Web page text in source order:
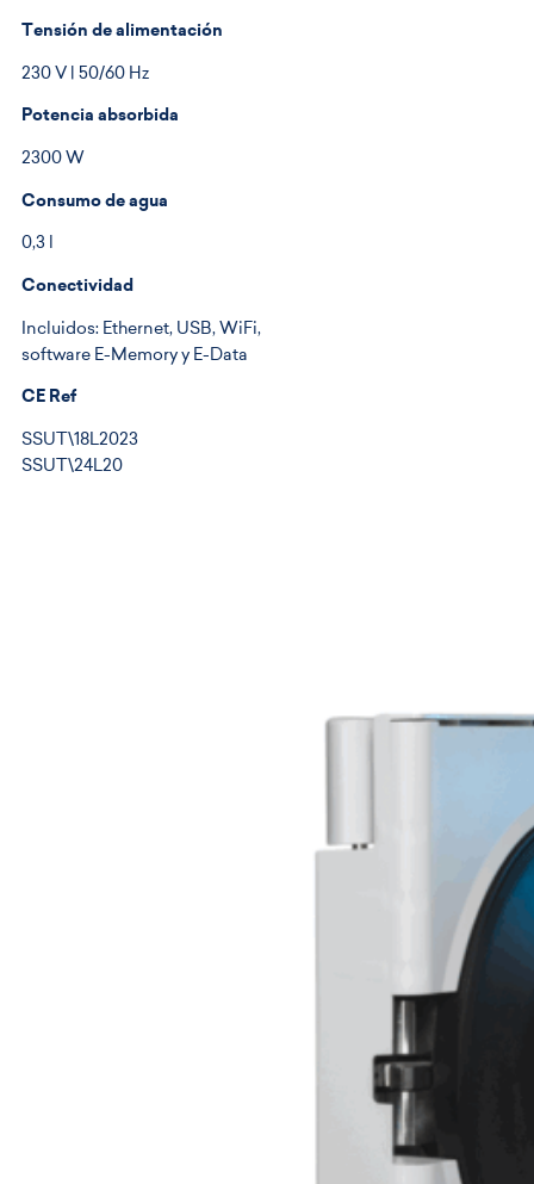
Tensión de alimentación
230 V | 50/60 Hz
Potencia absorbida
2300 W
Consumo de agua
0,3 l
Conectividad
Incluidos: Ethernet, USB, WiFi,
software E-Memory y E-Data
CE Ref
SSUT\18L2023
SSUT\24L20